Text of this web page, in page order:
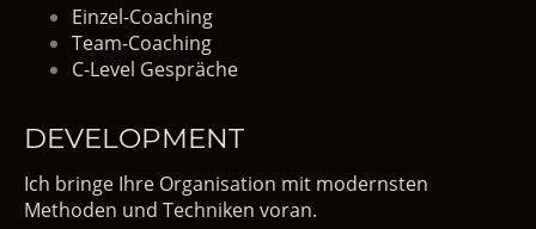
Einzel-Coaching
Team-Coaching
C-Level Gespräche
DEVELOPMENT
Ich bringe Ihre Organisation mit modernsten
Methoden und Techniken voran.